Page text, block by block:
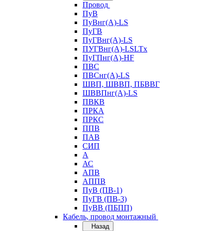
Провод
ПуВ
ПуВнг(А)-LS
ПуГВ
ПуГВнг(А)-LS
ПУГВнг(А)-LSLTx
ПуГПнг(А)-HF
ПВС
ПВСнг(А)-LS
ШВП, ШВВП, ПБВВГ
ШВВПнг(А)-LS
ПВКВ
ПРКА
ПРКС
ППВ
ПАВ
СИП
А
АС
АПВ
АППВ
ПуВ (ПВ-1)
ПуГВ (ПВ-3)
ПуВВ (ПБПП)
Кабель, провод монтажный
Назад